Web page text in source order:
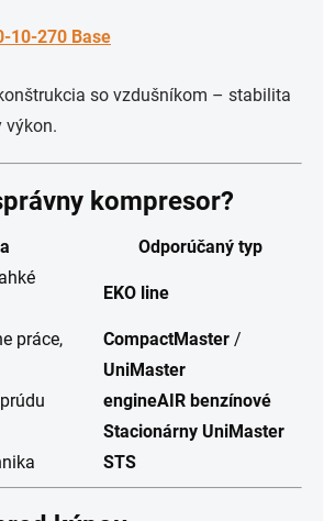
Base
so vzdušníkom – stabilita
výkon.
kompresor?
Odporúčaný typ
EKO line
práce,
CompactMaster /
UniMaster
engineAIR benzínové
Stacionárny UniMaster
STS